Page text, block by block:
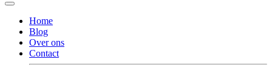
Home
Blog
Over ons
Contact